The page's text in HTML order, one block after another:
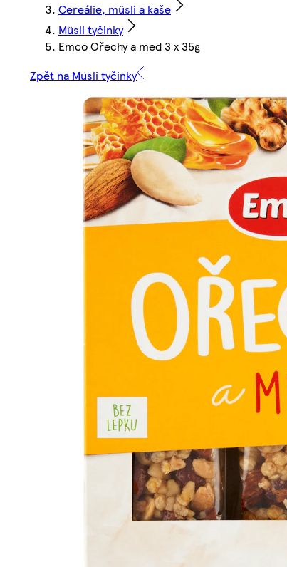
Cereálie, müsli a kaše
Müsli tyčinky
Emco Ořechy a med 3 x 35g
Zpět na Müsli tyčinky